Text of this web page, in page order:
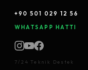
+90 501 029 12 56
WHATSAPP HATTI
7/24 Teknik Destek